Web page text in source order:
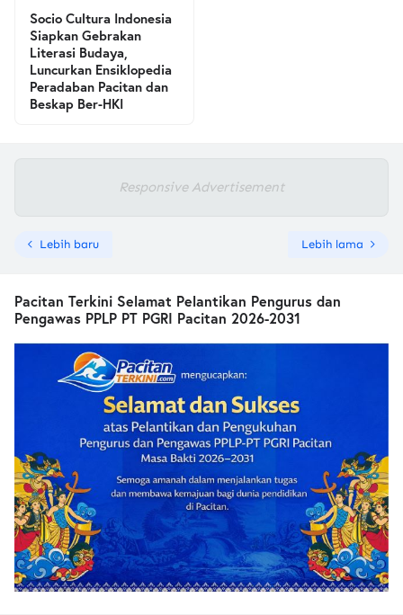
Socio Cultura Indonesia
Siapkan Gebrakan
Literasi Budaya,
Luncurkan Ensiklopedia
Peradaban Pacitan dan
Beskap Ber-HKI
Responsive Advertisement
Lebih baru Lebih lama
Pacitan Terkini Selamat Pelantikan Pengurus dan
Pengawas PPLP PT PGRI Pacitan 2026-2031